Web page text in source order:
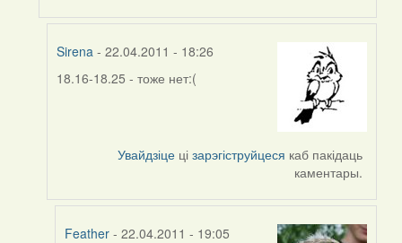
Sirena - 22.04.2011 - 18:26
In
18.16-18.25 - тоже нет:(
Увайдзіце цізарэгіструйцеся каб пакідаць
каментары.
Feather - 22.04.2011 - 19:05